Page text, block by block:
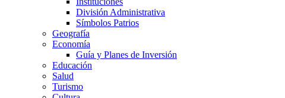
División Administrativa
Símbolos Patrios
Geografía
Economía
Guía y Planes de Inversión
Educación
Salud
Turismo